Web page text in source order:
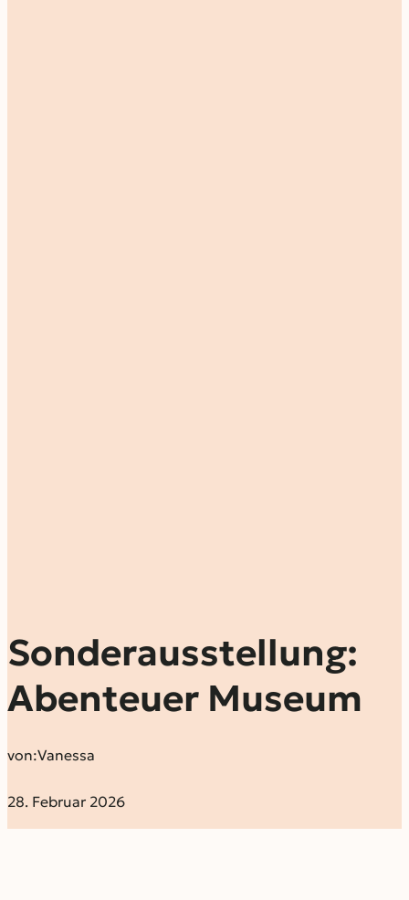
Sonderausstellung:
Abenteuer Museum
von:Vanessa
28. Februar 2026